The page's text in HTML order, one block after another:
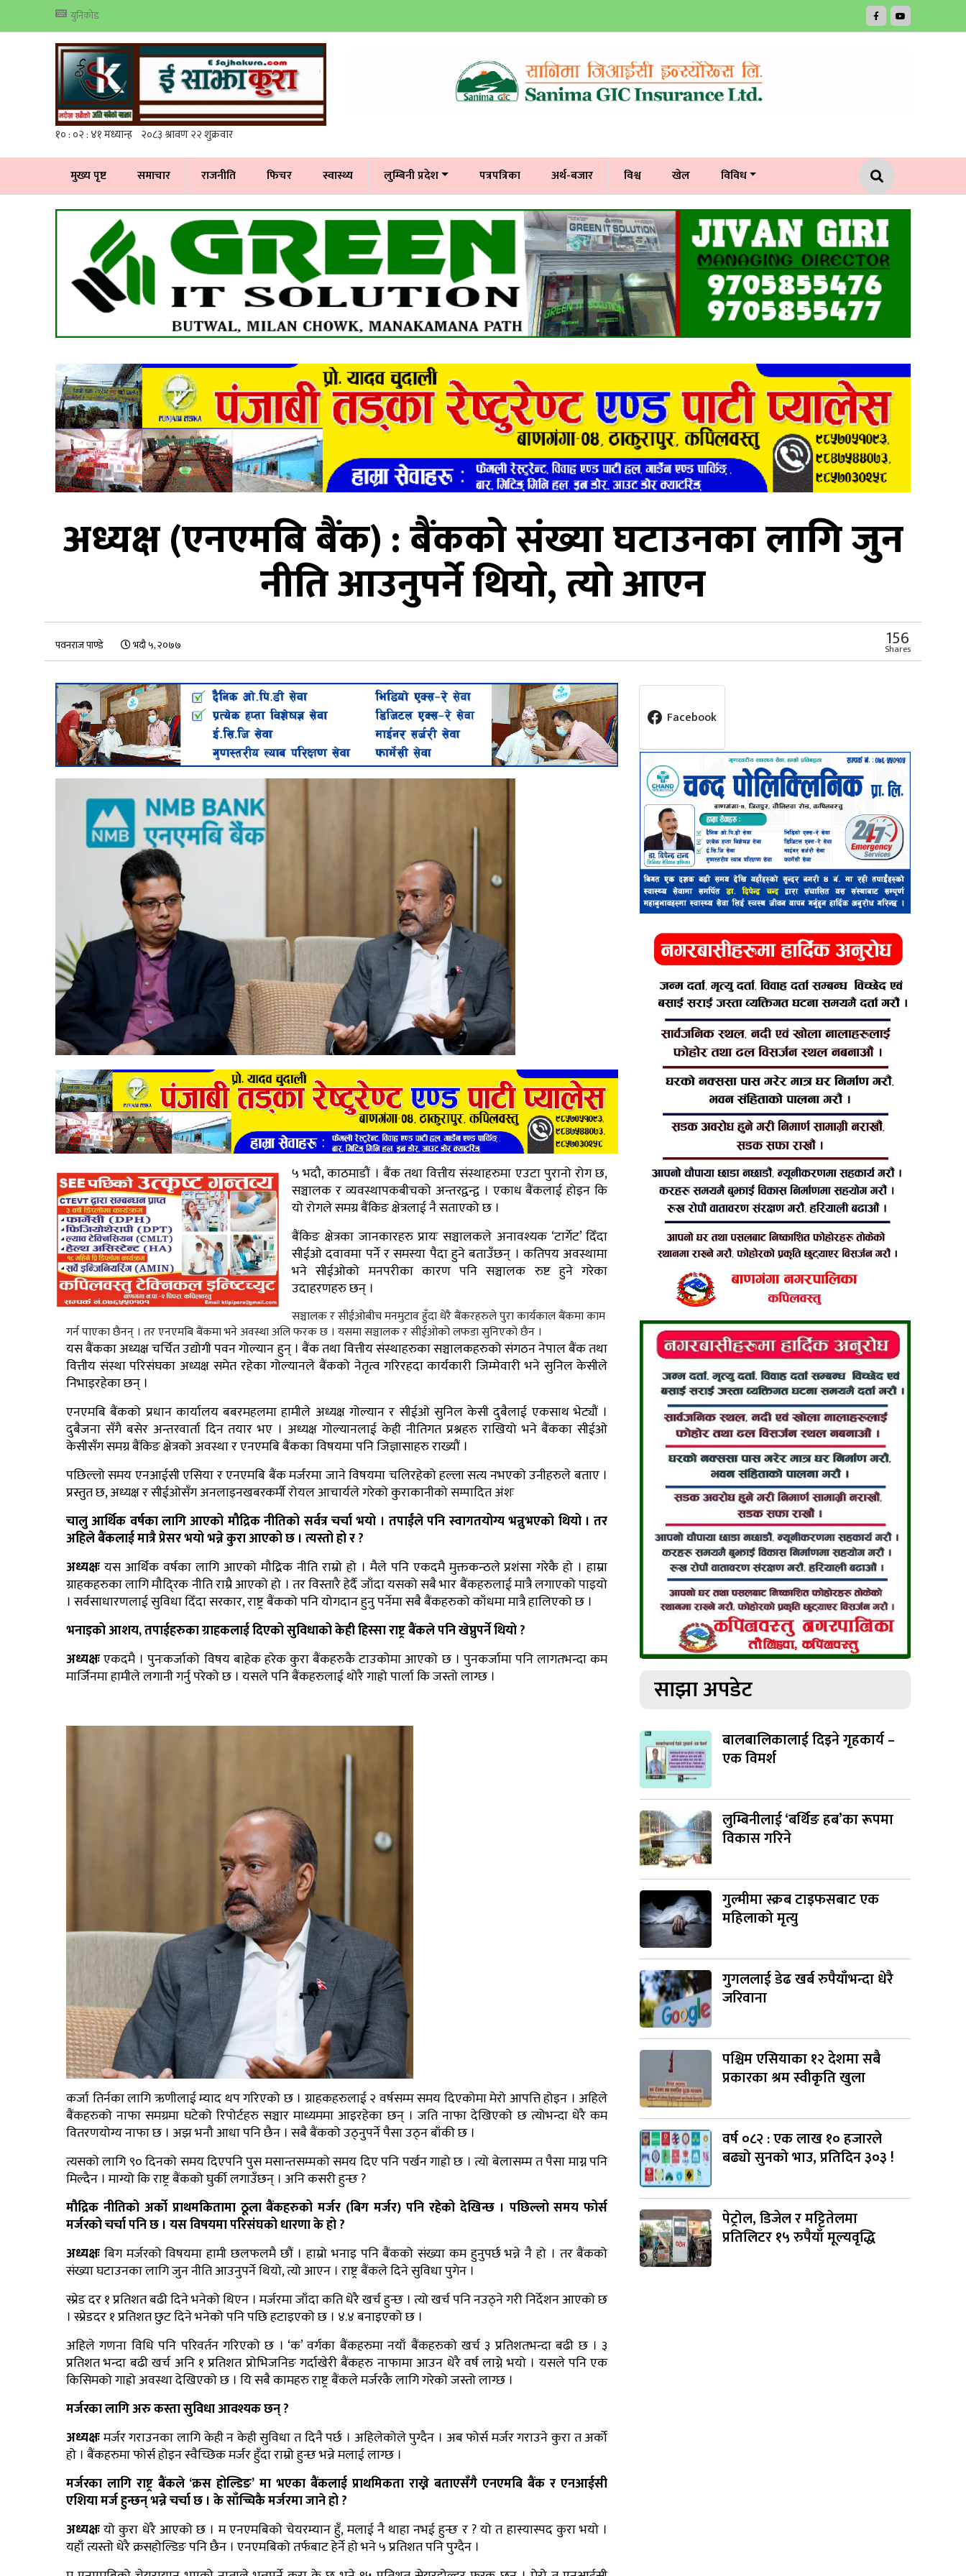
युनिकोड
मुख्य पृष्ट समाचार राजनीति फिचर स्वास्थ्य लुम्बिनी प्रदेश पत्रपत्रिका अर्थ-बजार विश्व खेल विविध
अध्यक्ष (एनएमबि बैंक) : बैंकको संख्या घटाउनका लागि जुन
नीति आउनुपर्ने थियो, त्यो आएन
पवनराज पाण्डे भदौ ५, २०७७ 156
Shares
५ भदौ, काठमाडौं । बैंक तथा वित्तीय संस्थाहरुमा एउटा पुरानो रोग छ,
सञ्चालक र व्यवस्थापकबीचको अन्तरद्वन्द्व । एकाध बैंकलाई होइन कि
यो रोगले समग्र बैंकिङ क्षेत्रलाई नै सताएको छ ।
बैंकिङ क्षेत्रका जानकारहरु प्रायः सञ्चालकले अनावश्यक ‘टार्गेट’ दिँदा
सीईओ दवावमा पर्ने र समस्या पैदा हुने बताउँछन् । कतिपय अवस्थामा
भने सीईओको मनपरीका कारण पनि सञ्चालक रुष्ट हुने गरेका
उदाहरणहरु छन् ।
सञ्चालक र सीईओबीच मनमुटाव हुँदा धेरै बैंकरहरुले पुरा कार्यकाल बैंकमा काम
गर्न पाएका छैनन् । तर एनएमबि बैंकमा भने अवस्था अलि फरक छ । यसमा सञ्चालक र सीईओको लफडा सुनिएको छैन ।
यस बैंकका अध्यक्ष चर्चित उद्योगी पवन गोल्यान हुन् । बैंक तथा वित्तीय संस्थाहरुका सञ्चालकहरुको संगठन नेपाल बैंक तथा
वित्तीय संस्था परिसंघका अध्यक्ष समेत रहेका गोल्यानले बैंकको नेतृत्व गरिरहदा कार्यकारी जिम्मेवारी भने सुनिल केसीले
निभाइरहेका छन् ।
एनएमबि बैंकको प्रधान कार्यालय बबरमहलमा हामीले अध्यक्ष गोल्यान र सीईओ सुनिल केसी दुबैलाई एकसाथ भेट्यौं ।
दुबैजना सँगै बसेर अन्तरवार्ता दिन तयार भए । अध्यक्ष गोल्यानलाई केही नीतिगत प्रश्नहरु राखियो भने बैंकका सीईओ
केसीसँग समग्र बैंकिङ क्षेत्रको अवस्था र एनएमबि बैंकका विषयमा पनि जिज्ञासाहरु राख्यौं ।
पछिल्लो समय एनआईसी एसिया र एनएमबि बैंक मर्जरमा जाने विषयमा चलिरहेको हल्ला सत्य नभएको उनीहरुले बताए ।
प्रस्तुत छ, अध्यक्ष र सीईओसँग अनलाइनखबरकर्मी रोयल आचार्यले गरेको कुराकानीको सम्पादित अंशः
चालु आर्थिक वर्षका लागि आएको मौद्रिक नीतिको सर्वत्र चर्चा भयो । तपाईंले पनि स्वागतयोग्य भन्नुभएको थियो । तर
अहिले बैंकलाई मात्रै प्रेसर भयो भन्ने कुरा आएको छ । त्यस्तो हो र ?
अध्यक्षः यस आर्थिक वर्षका लागि आएको मौद्रिक नीति राम्रो हो । मैले पनि एकदमै मुक्तकन्ठले प्रशंसा गरेकै हो । हाम्रा
ग्राहकहरुका लागि मौदि्रक नीति राम्रै आएको हो । तर विस्तारै हेर्दै जाँदा यसको सबै भार बैंकहरुलाई मात्रै लगाएको पाइयो
। सर्वसाधारणलाई सुविधा दिँदा सरकार, राष्ट्र बैंकको पनि योगदान हुनु पर्नेमा सबै बैंकहरुको काँधमा मात्रै हालिएको छ ।
भनाइको आशय, तपाईहरुका ग्राहकलाई दिएको सुविधाको केही हिस्सा राष्ट्र बैंकले पनि खेप्नुपर्ने थियो ?
अध्यक्षःएकदमै । पुनःकर्जाको विषय बाहेक हरेक कुरा बैंकहरुकै टाउकोमा आएको छ । पुनकर्जामा पनि लागतभन्दा कम
मार्जिनमा हामीले लगानी गर्नु परेको छ । यसले पनि बैंकहरुलाई थोरै गाह्रो पार्ला कि जस्तो लाग्छ ।
कर्जा तिर्नका लागि ऋणीलाई म्याद थप गरिएको छ । ग्राहकहरुलाई २ वर्षसम्म समय दिएकोमा मेरो आपत्ति होइन । अहिले
बैंकहरुको नाफा समग्रमा घटेको रिपोर्टहरु सञ्चार माध्यममा आइरहेका छन् । जति नाफा देखिएको छ त्योभन्दा धेरै कम
वितरणयोग्य नाफा छ । अझ भनौ आधा पनि छैन । सबै बैंकको उठ्नुपर्ने पैसा उठ्न बाँकी छ ।
त्यसको लागि ९० दिनको समय दिएपनि पुस मसान्तसम्मको समय दिए पनि पर्खन गाह्रो छ । त्यो बेलासम्म त पैसा माग्न पनि
मिल्दैन । माग्यो कि राष्ट्र बैंकको घुर्की लगाउँछन् । अनि कसरी हुन्छ ?
मौद्रिक नीतिको अर्को प्राथमकितामा ठूला बैंकहरुको मर्जर (बिग मर्जर) पनि रहेको देखिन्छ । पछिल्लो समय फोर्स
मर्जरको चर्चा पनि छ । यस विषयमा परिसंघको धारणा के हो ?
अध्यक्षः बिग मर्जरको विषयमा हामी छलफलमै छौं । हाम्रो भनाइ पनि बैंकको संख्या कम हुनुपर्छ भन्ने नै हो । तर बैंकको
संख्या घटाउनका लागि जुन नीति आउनुपर्ने थियो, त्यो आएन । राष्ट्र बैंकले दिने सुविधा पुगेन ।
स्प्रेड दर १ प्रतिशत बढी दिने भनेको थिएन । मर्जरमा जाँदा कति धेरै खर्च हुन्छ । त्यो खर्च पनि नउठ्ने गरी निर्देशन आएको छ
। स्प्रेडदर १ प्रतिशत छुट दिने भनेको पनि पछि हटाइएको छ । ४.४ बनाइएको छ ।
अहिले गणना विधि पनि परिवर्तन गरिएको छ । ‘क’ वर्गका बैंकहरुमा नयाँ बैंकहरुको खर्च ३ प्रतिशतभन्दा बढी छ । ३
प्रतिशत भन्दा बढी खर्च अनि १ प्रतिशत प्रोभिजनिङ गर्दाखेरी बैंकहरु नाफामा आउन धेरै वर्ष लाग्ने भयो । यसले पनि एक
किसिमको गाह्रो अवस्था देखिएको छ । यि सबै कामहरु राष्ट्र बैंकले मर्जरकै लागि गरेको जस्तो लाग्छ ।
मर्जरका लागि अरु कस्ता सुविधा आवश्यक छन् ?
अध्यक्षःमर्जर गराउनका लागि केही न केही सुविधा त दिनै पर्छ । अहिलेकोले पुग्दैन । अब फोर्स मर्जर गराउने कुरा त अर्को
हो । बैंकहरुमा फोर्स होइन स्वैच्छिक मर्जर हुँदा राम्रो हुन्छ भन्ने मलाई लाग्छ ।
मर्जरका लागि राष्ट्र बैंकले ‘क्रस होल्डिङ’ मा भएका बैंकलाई प्राथमिकता राख्ने बताएसँगै एनएमबि बैंक र एनआईसी
एशिया मर्ज हुन्छन् भन्ने चर्चा छ । के साँच्चिकै मर्जरमा जाने हो ?
अध्यक्षःयो कुरा धेरै आएको छ । म एनएमबिको चेयरम्यान हुँ, मलाई नै थाहा नभई हुन्छ र ? यो त हास्यास्पद कुरा भयो ।
यहाँ त्यस्तो धेरै क्रसहोल्डिङ पनि छैन । एनएमबिको तर्फबाट हेर्ने हो भने ५ प्रतिशत पनि पुग्दैन ।
Facebook
साझा अपडेट
बालबालिकालाई दिइने गृहकार्य –
एक विमर्श
लुम्बिनीलाई ‘बर्थिङ हब’का रूपमा
विकास गरिने
गुल्मीमा स्क्रब टाइफसबाट एक
महिलाको मृत्यु
गुगललाई डेढ खर्ब रुपैयाँभन्दा धेरै
जरिवाना
पश्चिम एसियाका १२ देशमा सबै
प्रकारका श्रम स्वीकृति खुला
वर्ष ०८२ : एक लाख १० हजारले
बढ्यो सुनको भाउ, प्रतिदिन ३०३ !
पेट्रोल, डिजेल र मट्टितेलमा
प्रतिलिटर १५ रुपैयाँ मूल्यवृद्धि